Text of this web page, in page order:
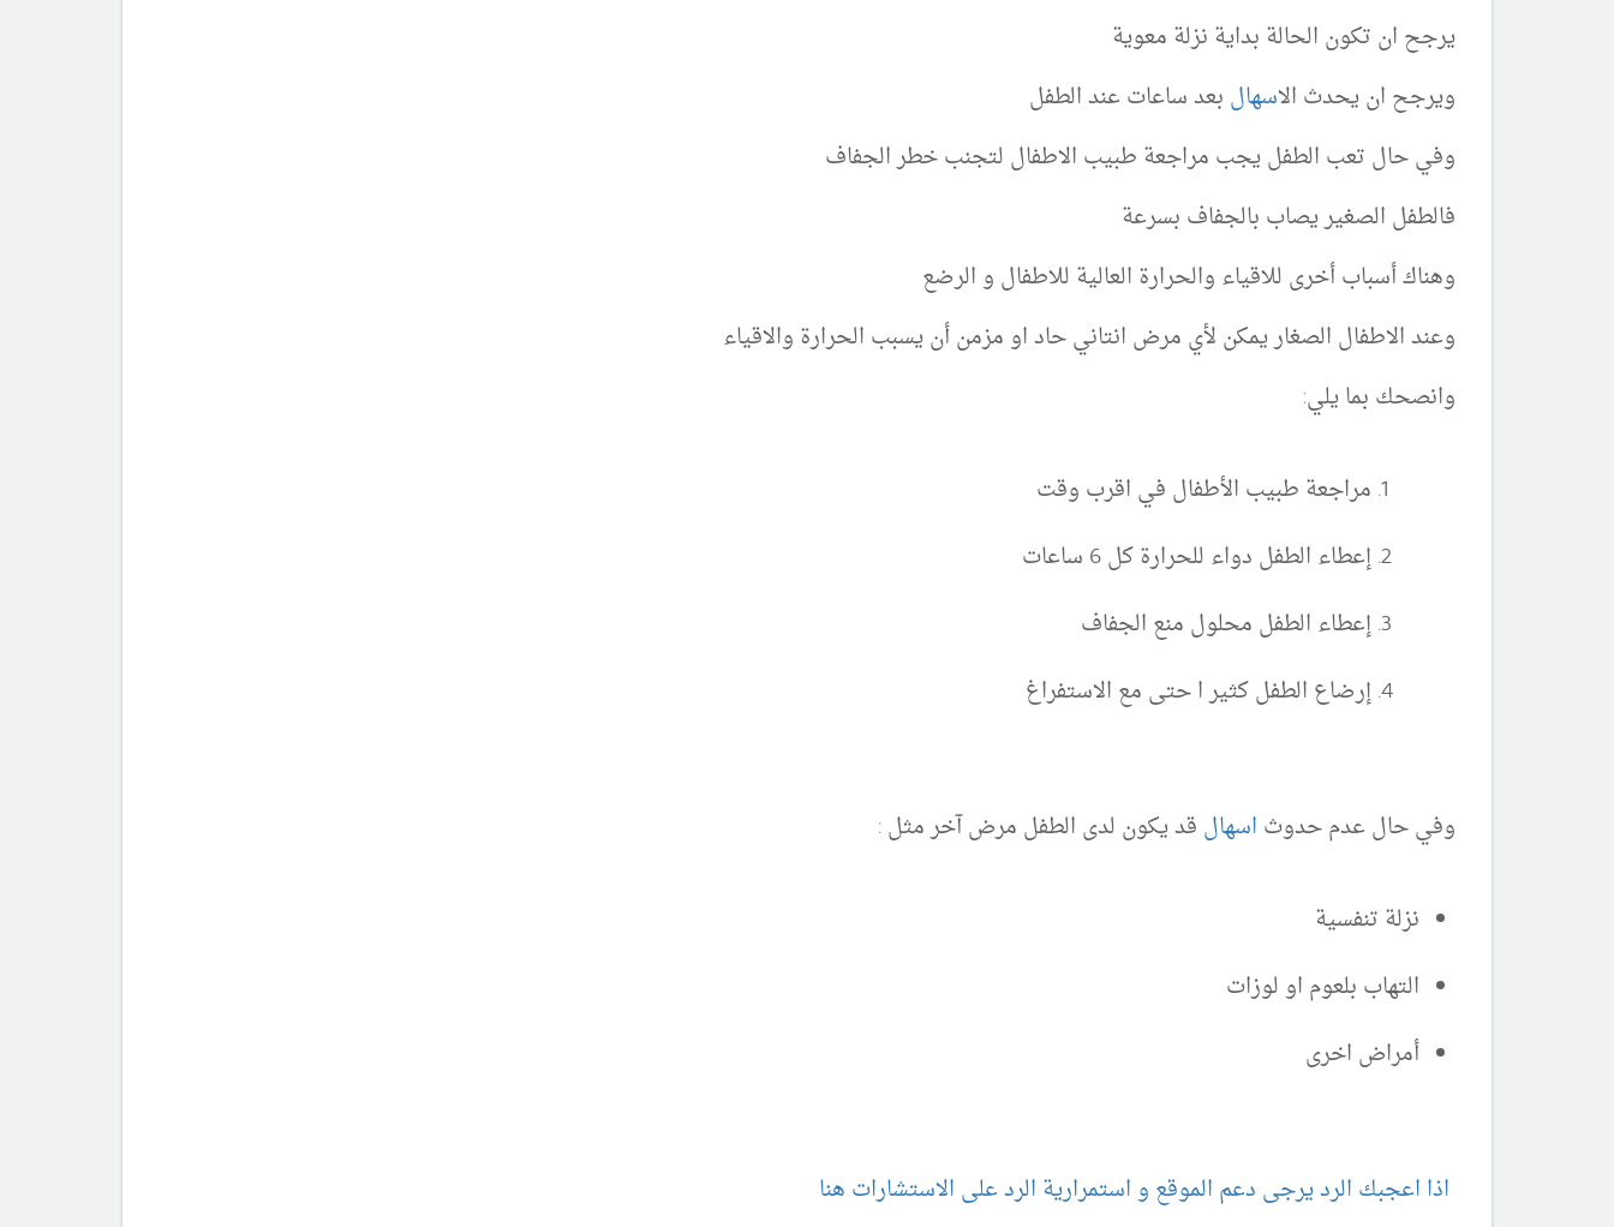
يرجح ان تكون الحالة بداية نزلة معوية
ويرجح ان يحدث الاسهال بعد ساعات عند الطفل
وفي حال تعب الطفل يجب مراجعة طبيب الاطفال لتجنب خطر الجفاف
فالطفل الصغير يصاب بالجفاف بسرعة
وهناك أسباب أخرى للاقياء والحرارة العالية للاطفال و الرضع
وعند الاطفال الصغار يمكن لأي مرض انتاني حاد او مزمن أن يسبب الحرارة والاقياء
وانصحك بما يلي:
مراجعة طبيب الأطفال في اقرب وقت
إعطاء الطفل دواء للحرارة كل 6 ساعات
إعطاء الطفل محلول منع الجفاف
إرضاع الطفل كثير ا حتى مع الاستفراغ
وفي حال عدم حدوث اسهال قد يكون لدى الطفل مرض آخر مثل :
نزلة تنفسية
التهاب بلعوم او لوزات
أمراض اخرى
اذا اعجبك الرد يرجى دعم الموقع و استمرارية الرد على الاستشارات هنا